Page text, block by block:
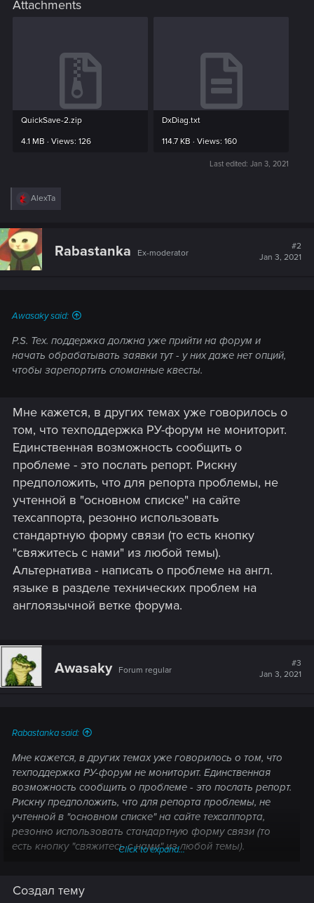
Attachments
QuickSave-2.zip
4.1 MB · Views: 126
DxDiag.txt
114.7 KB · Views: 160
Last edited: Jan 3, 2021
R
c
i
o
AlexTa
Rabastanka Ex-moderator
#2
Jan 3, 2021
Awasaky said:
P.S. Тех. поддержка должна уже прийти на форум и
начать обрабатывать заявки тут - у них даже нет опций,
чтобы зарепортить сломанные квесты.
Мне кажется, в других темах уже говорилось о
том, что техподдержка РУ-форум не мониторит.
Единственная возможность сообщить о
проблеме - это послать репорт. Рискну
предположить, что для репорта проблемы, не
учтенной в "основном списке" на сайте
техсаппорта, резонно использовать
стандартную форму связи (то есть кнопку
"свяжитесь с нами" из любой темы).
Альтернатива - написать о проблеме на англ.
языке в разделе технических проблем на
англоязычной ветке форума.
Awasaky Forum regular
#3
Jan 3, 2021
Rabastanka said:
Мне кажется, в других темах уже говорилось о том, что
техподдержка РУ-форум не мониторит. Единственная
возможность сообщить о проблеме - это послать репорт.
Рискну предположить, что для репорта проблемы, не
учтенной в "основном списке" на сайте техсаппорта,
резонно использовать стандартную форму связи (то
есть кнопку "свяжитесь с нами" из любой темы).
форума.
Click to expand...
Создал тему